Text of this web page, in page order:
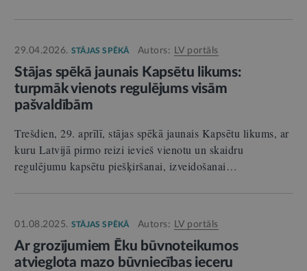
29.04.2026. STĀJAS SPĒKĀ Autors: LV portāls
Stājas spēkā jaunais Kapsētu likums:
turpmāk vienots regulējums visām
pašvaldībām
Trešdien, 29. aprīlī, stājas spēkā jaunais Kapsētu likums, ar
kuru Latvijā pirmo reizi ievieš vienotu un skaidru
regulējumu kapsētu piešķiršanai, izveidošanai…
01.08.2025. STĀJAS SPĒKĀ Autors: LV portāls
Ar grozījumiem Ēku būvnoteikumos
atvieglota mazo būvniecības ieceru